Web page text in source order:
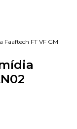
Faaftech FT VF GM